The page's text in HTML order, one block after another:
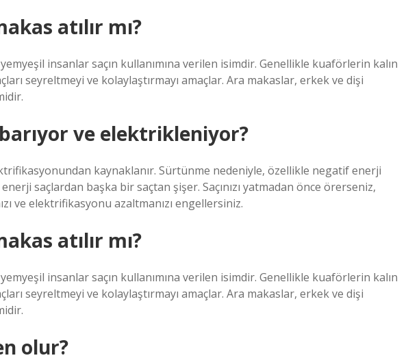
atılır mı?
insanlar saçın kullanımına verilen isimdir. Genellikle kuaförlerin kalın
seyreltmeyi ve kolaylaştırmayı amaçlar. Ara makaslar, erkek ve dişi
ve elektrikleniyor?
kaynaklanır. Sürtünme nedeniyle, özellikle negatif enerji
saçlardan başka bir saçtan şişer. Saçınızı yatmadan önce örerseniz,
ve elektrifikasyonu azaltmanızı engellersiniz.
atılır mı?
insanlar saçın kullanımına verilen isimdir. Genellikle kuaförlerin kalın
seyreltmeyi ve kolaylaştırmayı amaçlar. Ara makaslar, erkek ve dişi
olur?